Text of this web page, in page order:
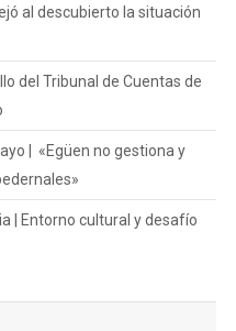
al descubierto la situación
del Tribunal de Cuentas de
| «Egüen no gestiona y
| Entorno cultural y desafío